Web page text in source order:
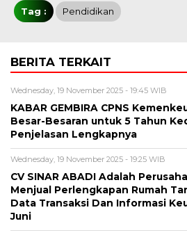
Tag : Pendidikan
BERITA TERKAIT
Wednesday, 19 November 2025 - 19:45 WIB
KABAR GEMBIRA CPNS
Besar-Besaran untuk 5 Tahun
Penjelasan Lengkapnya
Wednesday, 19 November 2025 - 19:25 WIB
CV SINAR ABADI Adalah
Menjual Perlengkapan Rumah
Data Transaksi Dan Informasi
Juni